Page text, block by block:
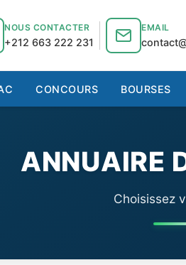
NOUS CONTACTER
+212 663 222 231
EMAIL
CONCOURS BOURSES
ANNUAIRE
Choisissez